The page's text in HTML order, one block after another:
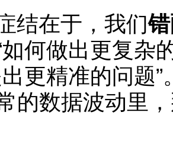
结在于，我们
何做出更复杂
更精准的问题
的数据波动里